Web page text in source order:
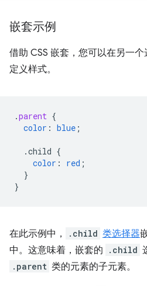
嵌套示例
借助 CSS 嵌套，您可以在另一
定义样式。
.parent {
color : blue ;
.child {
color : red ;
}
}
在此示例中， .child 类选择器
中。这意味着，嵌套的
.child
.parent 类的元素的子元素。